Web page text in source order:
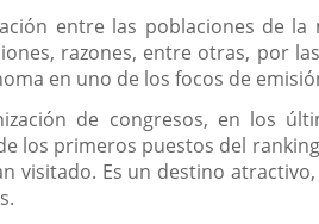
entre las poblaciones de
razones, entre otras, por
en uno de los focos de
de congresos, en los
los primeros puestos del
visitado. Es un destino